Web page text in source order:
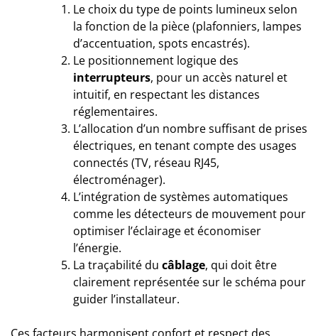
Le choix du type de points lumineux selon
la fonction de la pièce (plafonniers, lampes
d’accentuation, spots encastrés).
Le positionnement logique des
interrupteurs, pour un accès naturel et
intuitif, en respectant les distances
réglementaires.
L’allocation d’un nombre suffisant de prises
électriques, en tenant compte des usages
connectés (TV, réseau RJ45,
électroménager).
L’intégration de systèmes automatiques
comme les détecteurs de mouvement pour
optimiser l’éclairage et économiser
l’énergie.
La traçabilité du câblage, qui doit être
clairement représentée sur le schéma pour
guider l’installateur.